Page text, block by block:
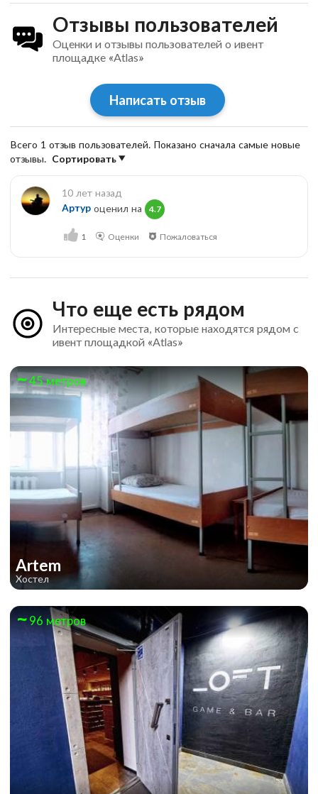
Отзывы пользователей
Оценки и отзывы пользователей о ивент
площадке «Atlas»
Написать отзыв
Всего 1 отзыв пользователей. Показано сначала самые новые
отзывы. Сортировать
10 лет назад
Артур оценил на 4.7
1 Оценки Пожаловаться
Что еще есть рядом
Интересные места, которые находятся рядом с
ивент площадкой «Atlas»
45 метров
Artem
Хостел
96 метров